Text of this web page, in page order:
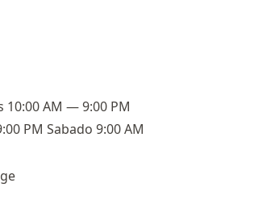
10:00 AM — 9:00 PM
PM Sabado 9:00 AM